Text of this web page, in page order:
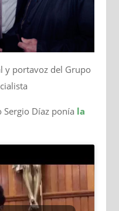
y portavoz del Grupo
Díaz ponía la